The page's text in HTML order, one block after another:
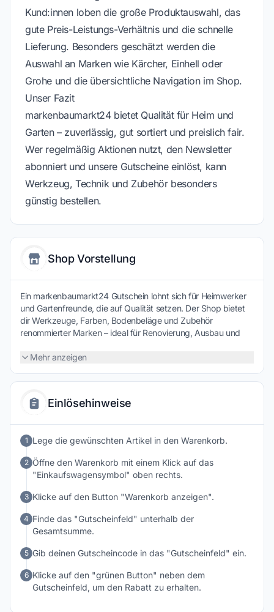
Kund:innen loben die große Produktauswahl, das
gute Preis-Leistungs-Verhältnis und die schnelle
Lieferung. Besonders geschätzt werden die
Auswahl an Marken wie Kärcher, Einhell oder
Grohe und die übersichtliche Navigation im Shop.
Unser Fazit
markenbaumarkt24 bietet Qualität für Heim und
Garten – zuverlässig, gut sortiert und preislich fair.
Wer regelmäßig Aktionen nutzt, den Newsletter
abonniert und unsere Gutscheine einlöst, kann
Werkzeug, Technik und Zubehör besonders
günstig bestellen.
Shop Vorstellung
Ein markenbaumarkt24 Gutschein lohnt sich für Heimwerker
und Gartenfreunde, die auf Qualität setzen. Der Shop bietet
dir Werkzeuge, Farben, Bodenbeläge und Zubehör
renommierter Marken – ideal für Renovierung, Ausbau und
schnelle Lieferung runden das Angebot ab.
Mehr anzeigen
Einlösehinweise
1 Lege die gewünschten Artikel in den Warenkorb.
2 Öffne den Warenkorb mit einem Klick auf das
"Einkaufswagensymbol" oben rechts.
3 Klicke auf den Button "Warenkorb anzeigen".
4 Finde das "Gutscheinfeld" unterhalb der
Gesamtsumme.
5 Gib deinen Gutscheincode in das "Gutscheinfeld" ein.
6 Klicke auf den "grünen Button" neben dem
Gutscheinfeld, um den Rabatt zu erhalten.